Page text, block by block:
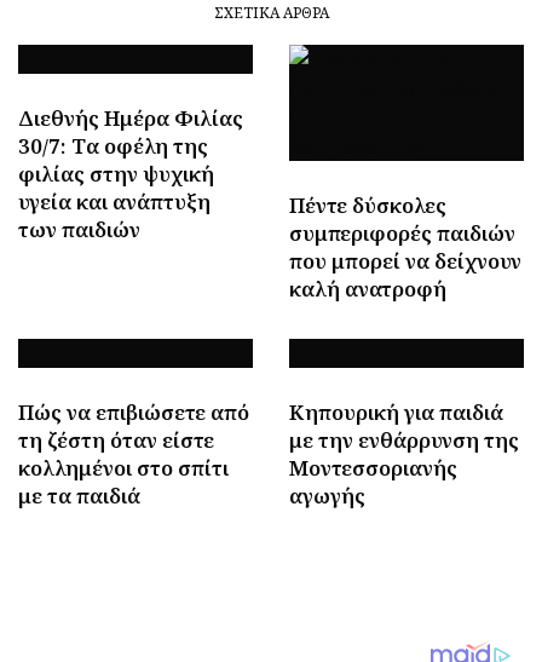
ΣΧΕΤΙΚΆ ΆΡΘΡΑ
Διεθνής Ημέρα Φιλίας
30/7: Tα οφέλη της
φιλίας στην ψυχική
υγεία και ανάπτυξη
των παιδιών
Πέντε δύσκολες
συμπεριφορές παιδιών
που μπορεί να δείχνουν
καλή ανατροφή
Πώς να επιβιώσετε από
τη ζέστη όταν είστε
κολλημένοι στο σπίτι
με τα παιδιά
Κηπουρική για παιδιά
με την ενθάρρυνση της
Μοντεσσοριανής
αγωγής